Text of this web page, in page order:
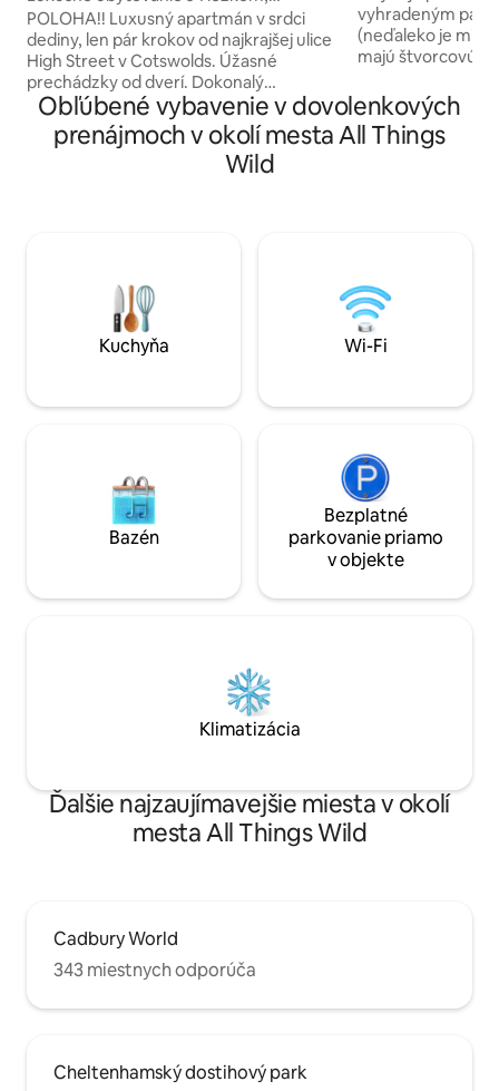
Broadway, Cotswolds. Súkromné
parkovanie
POLOHA!! Luxusný apartmán v srdci
dediny, len pár krokov od najkrajšej ulice
High Street v Cotswolds. Úžasné
prechádzky od dverí. Dokonalý
romantický pobyt – útulná drevená
kachľa, vaňa s rolovacou hornou časťou,
UF vykurovanie, manželská posteľ.
Otvorený priestor kuchyne, jedálne a
prehliadky Cotswolds (autom alebo
pešo). Prízemný apartmán rodinného
domu. Vlastný vchod. Jeden pes je
vyhradeným
(neďaleko je
majú štvorcovú
spálňu s dvoma
kúpeľňou so
Okrem toho sa v
dostatok miesta
Obľúbené vybavenie v dovolenkových
prenájmoch v okolí mesta All Things
Wild
Kuchyňa Wi-Fi
Bazén
Bezplatné
parkovanie priamo
v objekte
Klimatizácia
Ďalšie najzaujímavejšie miesta v okolí
mesta All Things Wild
Cadbury World
343 miestnych odporúča
Cheltenhamský dostihový park